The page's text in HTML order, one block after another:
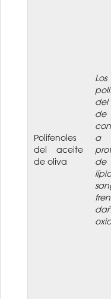
Polifenoles
del aceite
de oliva
Los